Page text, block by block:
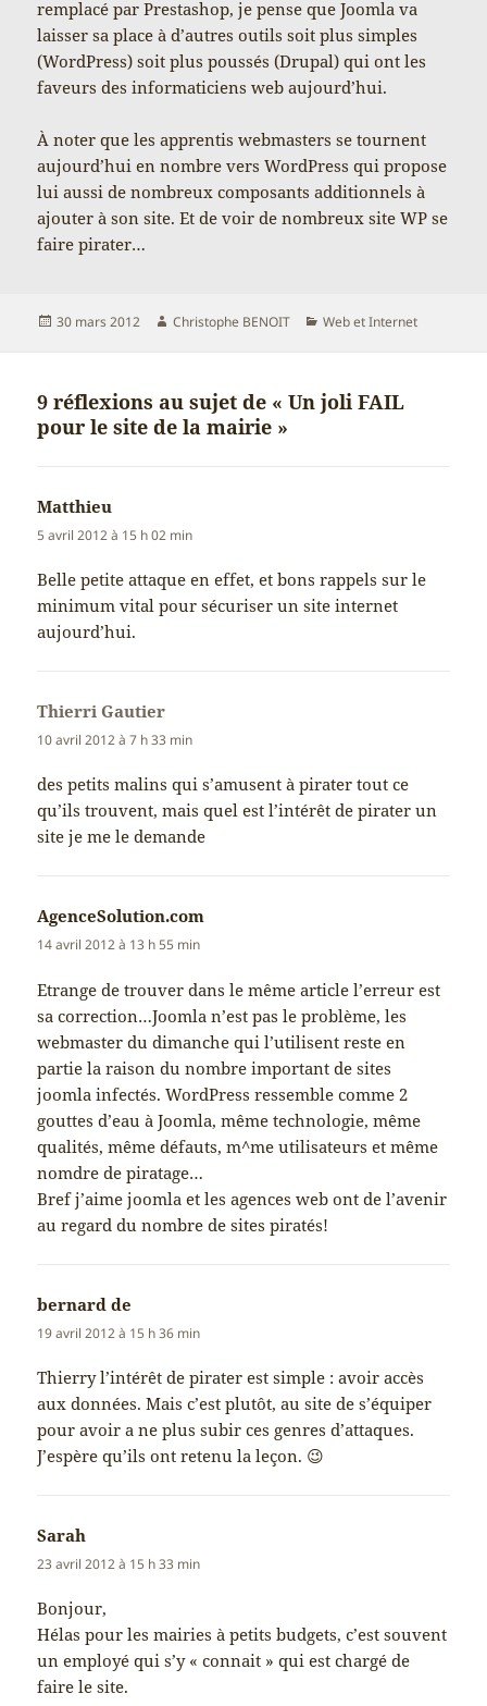
remplacé par Prestashop, je pense que Joomla va
laisser sa place à d’autres outils soit plus simples
(WordPress) soit plus poussés (Drupal) qui ont les
faveurs des informaticiens web aujourd’hui.
À noter que les apprentis webmasters se tournent
aujourd’hui en nombre vers WordPress qui propose
lui aussi de nombreux composants additionnels à
ajouter à son site. Et de voir de nombreux site WP se
faire pirater…
Publié
30 mars 2012 Auteur
Christophe BENOIT Catégories
Web et Internet
9 réflexions au sujet de « Un joli FAIL
pour le site de la mairie »
Matthieu
5 avril 2012 à 15 h 02 min
Belle petite attaque en effet, et bons rappels sur le
minimum vital pour sécuriser un site internet
aujourd’hui.
Thierri Gautier
10 avril 2012 à 7 h 33 min
des petits malins qui s’amusent à pirater tout ce
qu’ils trouvent, mais quel est l’intérêt de pirater un
site je me le demande
AgenceSolution.com
14 avril 2012 à 13 h 55 min
Etrange de trouver dans le même article l’erreur est
sa correction…Joomla n’est pas le problème, les
webmaster du dimanche qui l’utilisent reste en
partie la raison du nombre important de sites
joomla infectés. WordPress ressemble comme 2
gouttes d’eau à Joomla, même technologie, même
qualités, même défauts, m^me utilisateurs et même
nomdre de piratage…
Bref j’aime joomla et les agences web ont de l’avenir
au regard du nombre de sites piratés!
bernard de
19 avril 2012 à 15 h 36 min
Thierry l’intérêt de pirater est simple : avoir accès
aux données. Mais c’est plutôt, au site de s’équiper
pour avoir a ne plus subir ces genres d’attaques.
J’espère qu’ils ont retenu la leçon. 😉
Sarah
23 avril 2012 à 15 h 33 min
Bonjour,
Hélas pour les mairies à petits budgets, c’est souvent
un employé qui s’y « connait » qui est chargé de
faire le site.